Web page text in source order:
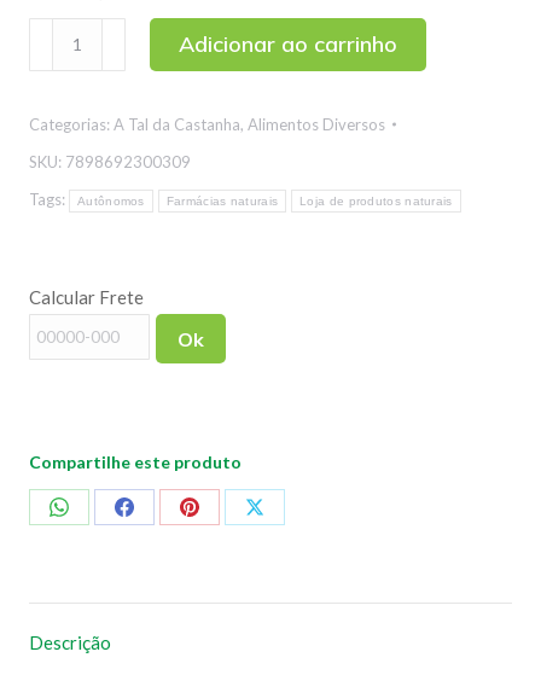
de
Caju
Sabor
Leite
1L
Adicionar ao carrinho
Categorias: A Tal da Castanha, Alimentos Diversos
SKU: 7898692300309
Tags:
Autônomos Farmácias naturais Loja de produtos naturais
Calcular Frete
Ok
Compartilhe este produto
CompartilharCompartilharCompartilharCompartilhar
Descrição